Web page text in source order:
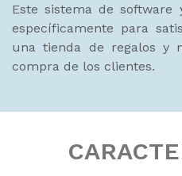
Este sistema de software
específicamente para
una tienda de regalos y
compra de los clientes.